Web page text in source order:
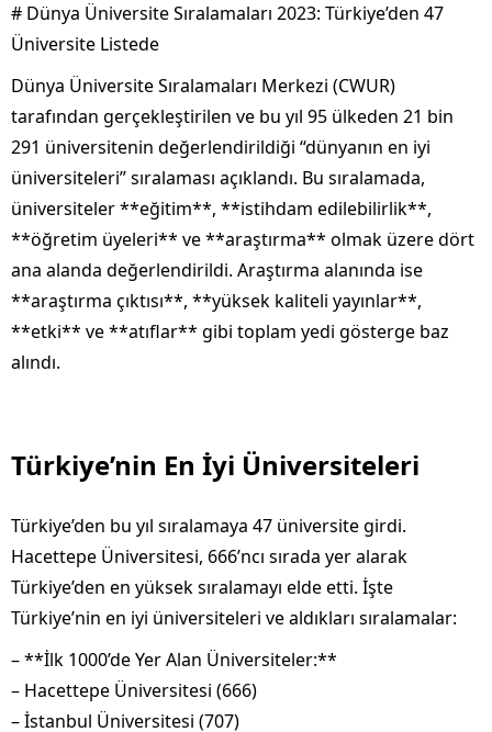
# Dünya Üniversite Sıralamaları 2023: Türkiye’den 47
Üniversite Listede
Dünya Üniversite Sıralamaları Merkezi (CWUR)
tarafından gerçekleştirilen ve bu yıl 95 ülkeden 21 bin
291 üniversitenin değerlendirildiği “dünyanın en iyi
üniversiteleri” sıralaması açıklandı. Bu sıralamada,
üniversiteler **eğitim**, **istihdam edilebilirlik**,
**öğretim üyeleri** ve **araştırma** olmak üzere dört
ana alanda değerlendirildi. Araştırma alanında ise
**araştırma çıktısı**, **yüksek kaliteli yayınlar**,
**etki** ve **atıflar** gibi toplam yedi gösterge baz
alındı.
Türkiye’nin En İyi Üniversiteleri
Türkiye’den bu yıl sıralamaya 47 üniversite girdi.
Hacettepe Üniversitesi, 666’ncı sırada yer alarak
Türkiye’den en yüksek sıralamayı elde etti. İşte
Türkiye’nin en iyi üniversiteleri ve aldıkları sıralamalar:
– **İlk 1000’de Yer Alan Üniversiteler:**
– Hacettepe Üniversitesi (666)
– İstanbul Üniversitesi (707)